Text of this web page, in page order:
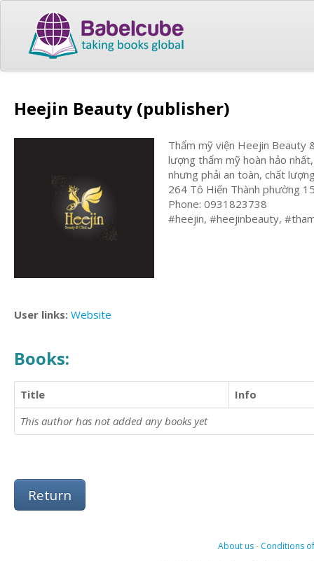
Heejin Beauty (publisher)
Thẩm mỹ viện Heejin Beauty
lượng thẩm mỹ hoàn hảo
nhưng phải an toàn, chất
264 Tô Hiến Thành phường
Phone: 0931823738
#heejin, #heejinbeauty,
User links: Website
Books:
Title
Info
This author has not added any books yet
Return
About us- Conditions